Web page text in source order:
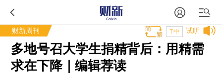
财新周刊 试听
T中
多地号召大学生捐精背后：用精需
求在下降｜编辑荐读